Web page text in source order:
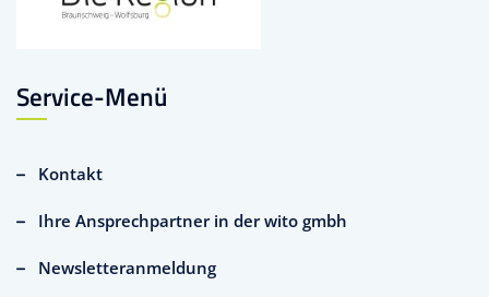
Service-Menü
Kontakt
Ihre Ansprechpartner in der wito gmbh
Newsletteranmeldung